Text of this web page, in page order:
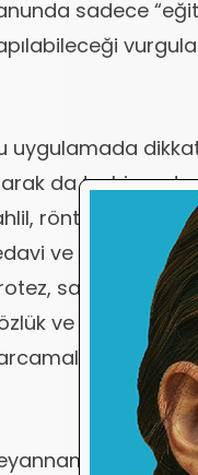
sadece
uygulamada
da teşhis ve
röntgen,
ve diş tedavisi
sağlık
ve lens
sayılabilir.